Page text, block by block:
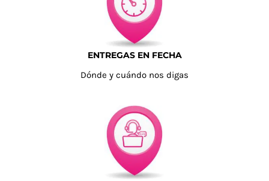
ENTREGAS EN FECHA
Dónde y cuándo nos digas